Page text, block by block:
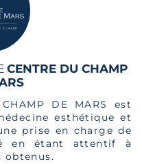
CENTRE DU CHAMP
DE MARS est
esthétique et
prise en charge de
en étant attentif à
obtenus.